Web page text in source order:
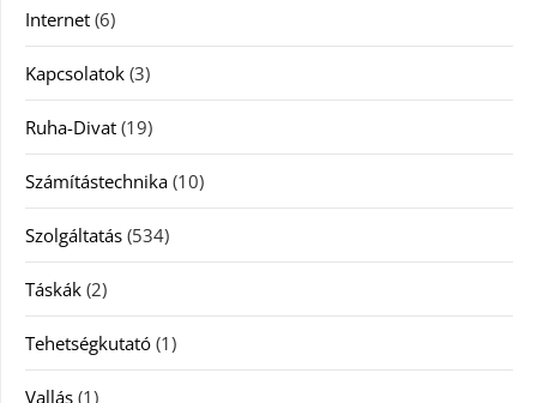
Internet (6)
Kapcsolatok (3)
Ruha-Divat (19)
Számítástechnika (10)
Szolgáltatás (534)
Táskák (2)
Tehetségkutató (1)
Vallás (1)